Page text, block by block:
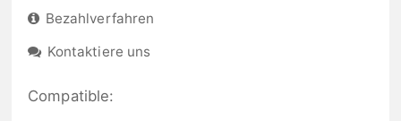
Bezahlverfahren
Kontaktiere uns
Compatible: